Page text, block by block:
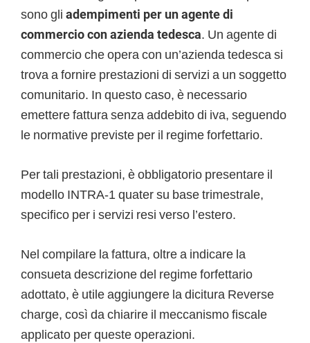
sono gli adempimenti per un agente di
commercio con azienda tedesca. Un agente di
commercio che opera con un’azienda tedesca si
trova a fornire prestazioni di servizi a un soggetto
comunitario. In questo caso, è necessario
emettere fattura senza addebito di iva, seguendo
le normative previste per il regime forfettario.
Per tali prestazioni, è obbligatorio presentare il
modello INTRA-1 quater su base trimestrale,
specifico per i servizi resi verso l’estero.
Nel compilare la fattura, oltre a indicare la
consueta descrizione del regime forfettario
adottato, è utile aggiungere la dicitura Reverse
charge, così da chiarire il meccanismo fiscale
applicato per queste operazioni.